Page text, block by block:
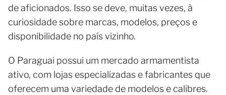
de aficionados. Isso se deve, muitas vezes, à
curiosidade sobre marcas, modelos, preços e
disponibilidade no país vizinho.
O Paraguai possui um mercado armamentista
ativo, com lojas especializadas e fabricantes que
oferecem uma variedade de modelos e calibres.